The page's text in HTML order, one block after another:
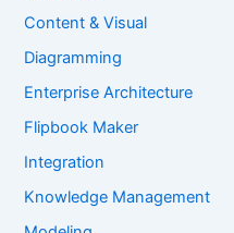
Content & Visual
Diagramming
Enterprise Architecture
Flipbook Maker
Integration
Knowledge Management